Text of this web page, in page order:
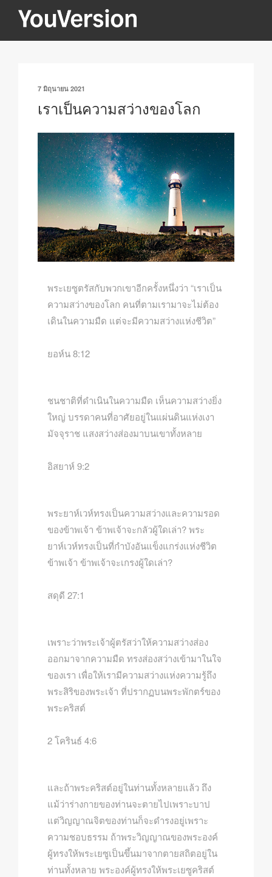
ยัง
YOUVERSION
Seeking God every day.
เขียน
ที่
7 มิถุนายน 2021
เราเป็นความสว่างของโลก
พระเยซูตรัสกับพวกเขาอีกครั้งหนึ่งว่า “เราเป็น
ความสว่างของโลก คนที่ตามเรามาจะไม่ต้อง
เดินในความมืด แต่จะมีความสว่างแห่งชีวิต”
ยอห์น 8:12
ชนชาติที่ดำเนินในความมืด เห็นความสว่างยิ่ง
ใหญ่ บรรดาคนที่อาศัยอยู่ในแผ่นดินแห่งเงา
มัจจุราช แสงสว่างส่องมาบนเขาทั้งหลาย
อิสยาห์ 9:2
พระยาห์เวห์ทรงเป็นความสว่างและความรอด
ของข้าพเจ้า ข้าพเจ้าจะกลัวผู้ใดเล่า? พระ
ยาห์เวห์ทรงเป็นที่กำบังอันแข็งแกร่งแห่งชีวิต
ข้าพเจ้า ข้าพเจ้าจะเกรงผู้ใดเล่า?
สดุดี 27:1
เพราะว่าพระเจ้าผู้ตรัสว่าให้ความสว่างส่อง
ออกมาจากความมืด ทรงส่องสว่างเข้ามาในใจ
ของเรา เพื่อให้เรามีความสว่างแห่งความรู้ถึง
พระสิริของพระเจ้า ที่ปรากฏบนพระพักตร์ของ
พระคริสต์
2 โครินธ์ 4:6
และถ้าพระคริสต์อยู่ในท่านทั้งหลายแล้ว ถึง
แม้ว่าร่างกายของท่านจะตายไปเพราะบาป
แต่วิญญาณจิตของท่านก็จะดำรงอยู่เพราะ
ความชอบธรรม ถ้าพระวิญญาณของพระองค์
ผู้ทรงให้พระเยซูเป็นขึ้นมาจากตายสถิตอยู่ใน
ท่านทั้งหลาย พระองค์ผู้ทรงให้พระเยซูคริสต์